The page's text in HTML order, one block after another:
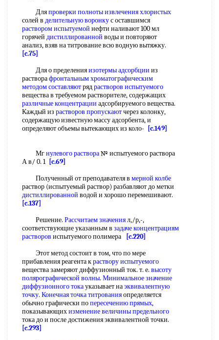
Дляпроверки полнотыизвлечения хлористых
солей в делительную воронкус оставшимся
раствором испытуемой нефти наливают 100 мл
горячей дистиллированной воды и повторяют
анализ, взяв на титрование всю водную вытяжку.
[c.75]
Для о пределенияизотермы адсорбции из
растворафронтальным хроматографическим
методом составляютрядрастворов испытуемого
вещества в требуемом растворителе, содержащих
различные концентрации адсорбируемого вещества.
Каждый из растворов пропускаютчерез колонку,
содержащую известную массу адсорбента, и
определяют объемы вытекающих из коло-
[c.149]
Мгнулевого раствора№ испытуемого раствора
А в/ 0. 1 [c.69]
Полученный от преподавателя в мерной колбе
раствор (испытуемый раствор) разбавляют до метки
дистиллированной водой и хорошо перемешивают.
[c.137]
Решение. Рассчитаем значениял,/р,-,
соответствующие указанным в задаче концентрациям
растворов испытуемого полимера
[c.220]
Этот метод состоит в том, что по мере
прибавления реагента краствору испытуемого
вещества замеряют диффузионный ток. т. е. высоту
полярографической волны. Минимальное значение
диффузионного токауказывает наэквивалентную
точку. Конечная точка титрованияопределяется
обычно графически попересечению прямых,
показывающихизменение величины предельного
тока до и после достижения эквивалентной точки.
[c.293]